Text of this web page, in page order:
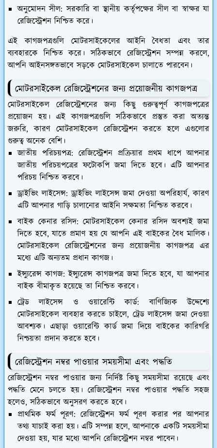
অনুমোদন সীল:সরকারি বা স্থানীয় কর্তৃপক্ষের সীল বা স্বাক্ষর যা
রেজিস্ট্রেশন নিশ্চিত করে।
এই কাগজপত্রগুলি মোটরসাইকেলের আইনি বৈধতা এবং তার
ব্যবহারকে নিশ্চিত করে। সঠিকভাবে রেজিস্ট্রেশন সম্পন্ন করলে,
আপনি আইনসঙ্গতভাবে সড়কে মোটরসাইকেল চালাতে পারবেন।
মোটরসাইকেল রেজিস্ট্রেশনের জন্য প্রয়োজনীয় কাগজপত্র
মোটরসাইকেল রেজিস্ট্রেশনের জন্য কিছু গুরুত্বপূর্ণ কাগজপত্রের
প্রয়োজন হয়। এই কাগজপত্রগুলি সঠিকভাবে প্রস্তুত করা অত্যন্ত
জরুরি, কারণ মোটরসাইকেল রেজিস্ট্রেশন করতে হলে এগুলোর
গুরুত্ব অনেক বেশি।
জাতীয় পরিচয়পত্র: রেজিস্ট্রেশন প্রক্রিয়ার প্রথম ধাপে আপনার
জাতীয় পরিচয়পত্রের ফটোকপি জমা দিতে হবে। এটি আপনার
পরিচয় নিশ্চিত করবে।
ড্রাইভিং লাইসেন্স:ড্রাইভিং লাইসেন্স জমা দেওয়া অপরিহার্য, কারণ
এটি আপনার গাড়ি চালানোর আইনি সক্ষমতা নিশ্চিত করবে।
বাইক কেনার রসিদ:মোটরসাইকেল কেনার রসিদ অবশ্যই জমা
দিতে হবে, যাতে প্রমাণ হয় যে আপনি এই বাইকের বৈধ মালিক।
মোটরসাইকেল রেজিস্ট্রেশনের জন্য প্রয়োজনীয় কাগজপত্র এর
মধ্যে এটি অন্যতম প্রধান কাগজ।
ইন্স্যুরেন্স কাগজ:ইন্স্যুরেন্স কাগজপত্র জমা দিতে হবে, যা আপনার
বাইক বীমাকৃত হয়েছে তা নিশ্চিত করবে।
ট্রেড লাইসেন্স ও ওয়ারেন্টি কার্ড:বাণিজ্যিক উদ্দেশ্যে
মোটরসাইকেল ব্যবহার করতে চাইলে, ট্রেড লাইসেন্স জমা দেওয়া
আবশ্যক। এছাড়া ওয়ারেন্টি কার্ড জমা দিয়ে বাইকের কারিগরি
নিশ্চয়তা প্রদান করতে হবে।
রেজিস্ট্রেশন নম্বর পাওয়ার সময়সীমা এবং পদ্ধতি
রেজিস্ট্রেশন নম্বর পাওয়ার জন্য নির্দিষ্ট কিছু সময়সীমা রয়েছে এবং
পদ্ধতি মেনে চলতে হয়। রেজিস্ট্রেশন নম্বর পাওয়ার পদ্ধতি সহজ
হলেও, সঠিকভাবে অনুসরণ করতে হবে।
প্রাথমিক ফর্ম পূরণ: রেজিস্ট্রেশন ফর্ম পূরণ করার পর আপনার
তথ্য যাচাই করা হয়। এটি সম্পন্ন হলে, আপনাকে একটি সময়সীমা
দেওয়া হয়, যার মধ্যে আপনি রেজিস্ট্রেশন নম্বর পাবেন।